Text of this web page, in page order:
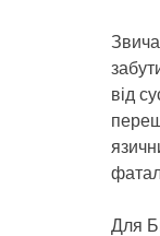
від
Для